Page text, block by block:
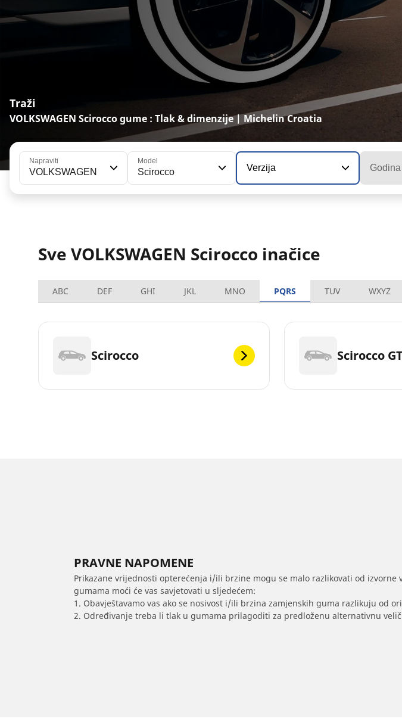
Traži
VOLKSWAGEN Scirocco gume : Tlak & dimenzije | Michelin Croatia
Napraviti
VOLKSWAGEN
Model
Scirocco Verzija
Sve VOLKSWAGEN Scirocco inačice
ABC DEF GHI JKL MNO PQRS TUV WXYZ
Scirocco Scirocco
PRAVNE NAPOMENE
Prikazane vrijednosti opterećenja i/ili brzine mogu se malo razlikovati od
gumama moći će vas savjetovati u sljedećem:
1. Obavještavamo vas ako se nosivost i/ili brzina zamjenskih guma razlikuju od
2. Određivanje treba li tlak u gumama prilagoditi za predloženu alternativnu